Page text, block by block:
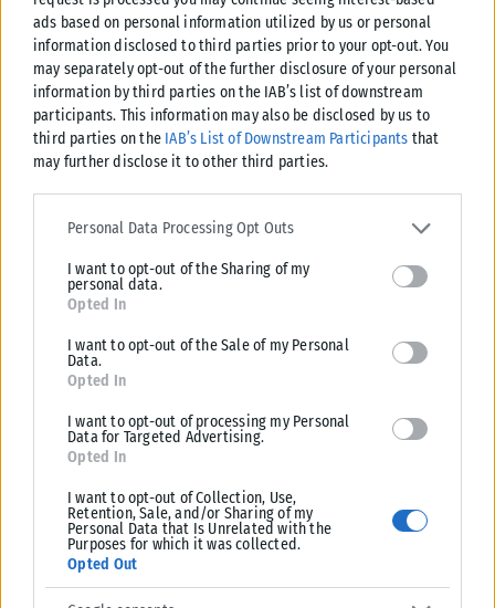
ads based on personal information utilized by us or personal
information disclosed to third parties prior to your opt-out. You
may separately opt-out of the further disclosure of your personal
information by third parties on the IAB’s list of downstream
participants. This information may also be disclosed by us to
third parties on the IAB’s List of Downstream Participants that
may further disclose it to other third parties.
Please note that this website/app uses one or more Google
services and may gather and store information including but not
deny consent to Google and its third-party tags to use your data
for below specified purposes in below Google consent section.
Personal Data Processing Opt Outs
I want to opt-out of the Sharing of my
personal data.
Opted In
I want to opt-out of the Sale of my Personal
Data.
Opted In
I want to opt-out of processing my Personal
Data for Targeted Advertising.
Opted In
I want to opt-out of Collection, Use,
Retention, Sale, and/or Sharing of my
Personal Data that Is Unrelated with the
Purposes for which it was collected.
Opted Out
ΔΙΕΘΝΉ
διαπραγματεύσεις με το Ομάν
Οι Φρουροί της Επανάστασης στο Ιράν ανακοίνωσαν σήμερα ότι το
άνοιγμα των Στενών του Ορμούζ δεν σχετίζεται από τις
διαπραγματεύσεις...
ΑΝΑΡΤΉΘΗΚΕ ΑΠΌKARFITSANEWS 08/08/2026